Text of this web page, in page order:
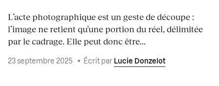
L’acte photographique est un geste de découpe :
l’image ne retient qu’une portion du réel, délimitée
par le cadrage. Elle peut donc être...
23 septembre 2025 • Écrit par Lucie Donzelot